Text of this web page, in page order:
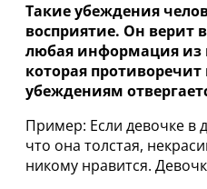
Такие убеждения
восприятие. Он верит
любая информация из
которая
убеждениям
Пример: Если девочке в
что она толстая,
никому нравится.